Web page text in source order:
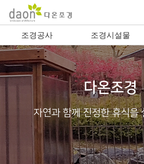
조경공사 조경시설물
다온조경
자연과 함께 진정한 휴식을